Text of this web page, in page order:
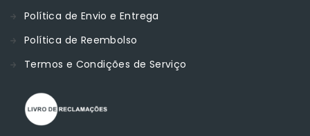
Política de Envio e Entrega
Política de Reembolso
Termos e Condições de Serviço